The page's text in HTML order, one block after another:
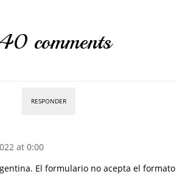
comments
RESPONDER
at 0:00
El formulario no acepta el formato